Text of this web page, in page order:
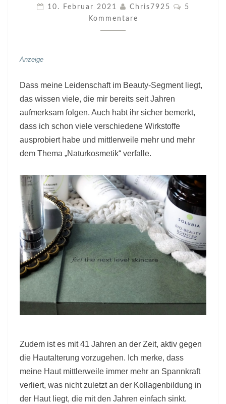
VON
SOLUBIA
10. Februar 2021 Chris7925
5
Kommentare
Anzeige
Dass meine Leidenschaft im Beauty-Segment liegt,
das wissen viele, die mir bereits seit Jahren
aufmerksam folgen. Auch habt ihr sicher bemerkt,
dass ich schon viele verschiedene Wirkstoffe
ausprobiert habe und mittlerweile mehr und mehr
dem Thema „Naturkosmetik“ verfalle.
Zudem ist es mit 41 Jahren an der Zeit, aktiv gegen
die Hautalterung vorzugehen. Ich merke, dass
meine Haut mittlerweile immer mehr an Spannkraft
verliert, was nicht zuletzt an der Kollagenbildung in
der Haut liegt, die mit den Jahren einfach sinkt.